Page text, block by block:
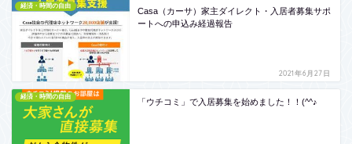
経済・時間の自由
Casa（カーサ）家主ダイレクト・入居者募集サポ
ートへの申込み経過報告
2021年6月27日
経済・時間の自由
「ウチコミ」で入居募集を始めました！！(^^♪